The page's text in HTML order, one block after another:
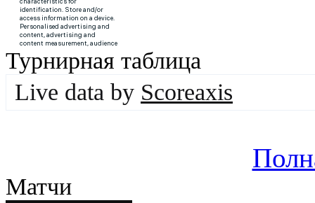
Турнирная таблица
Live data by Scoreaxis
Матчи